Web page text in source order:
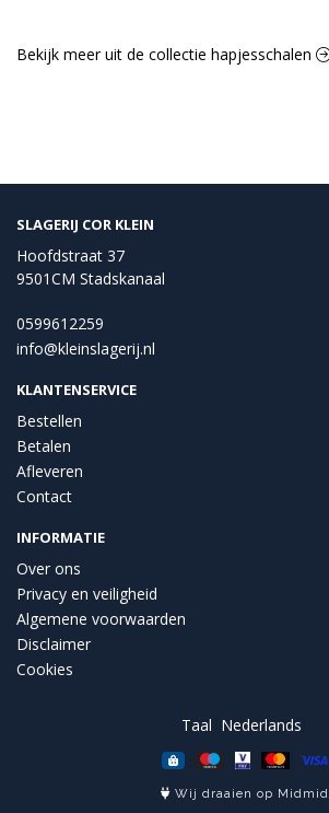
Bekijk meer uit de collectie hapjesschalen
SLAGERIJ COR KLEIN
Hoofdstraat 37
9501CM Stadskanaal
0599612259
info@kleinslagerij.nl
KLANTENSERVICE
Bestellen
Betalen
Afleveren
Contact
INFORMATIE
Over ons
Privacy en veiligheid
Algemene voorwaarden
Disclaimer
Cookies
Taal
Wij draaien op Midmid